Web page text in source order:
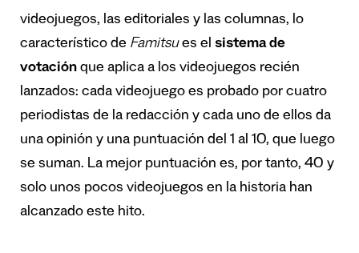
videojuegos, las editoriales y las columnas, lo
característico de Famitsues el sistema de
votación que aplica a los videojuegos recién
lanzados: cada videojuego es probado por cuatro
periodistas de la redacción y cada uno de ellos da
una opinión y una puntuación del 1 al 10, que luego
se suman. La mejor puntuación es, por tanto, 40 y
solo unos pocos videojuegos en la historia han
alcanzado este hito.